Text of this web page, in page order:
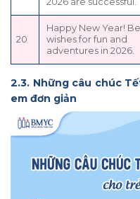
20
Happy New Year!
wishes for fun and
adventures in 2026.
2.3. Những câu chúc
em đơn giản